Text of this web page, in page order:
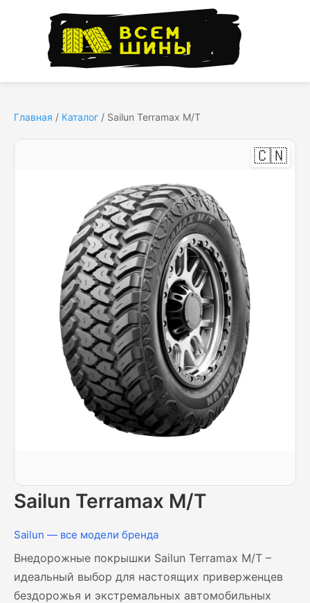
Главная / Каталог / Sailun Terramax M/T
🇨🇳
Sailun Terramax M/T
Sailun — все модели бренда
Внедорожные покрышки Sailun Terramax M/T –
идеальный выбор для настоящих приверженцев
бездорожья и экстремальных автомобильных